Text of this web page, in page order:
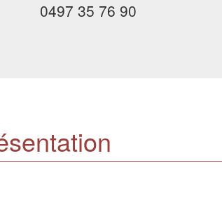
0497 35 76 90